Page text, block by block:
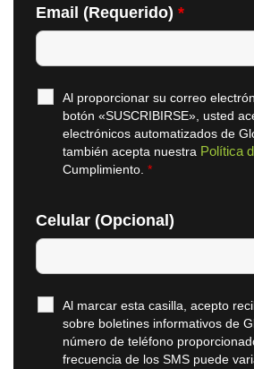
Email (Requerido) *
Al proporcionar su correo
botón «SUSCRIBIRSE», usted
electrónicos automatizados de
también acepta nuestra Política
Cumplimiento. *
Celular (Opcional)
Al marcar esta casilla, acepto
sobre boletines informativos de
número de teléfono
frecuencia de los SMS puede